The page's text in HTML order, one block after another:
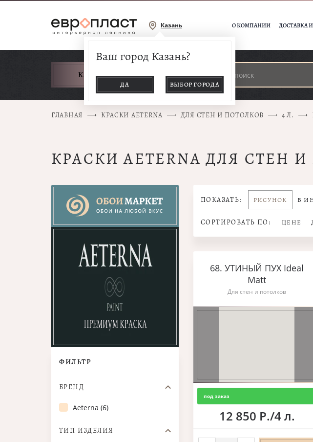
Казань О КОМПАНИИ ДОСТАВКА
Ваш город Казань?
ДА ВЫБОР ГОРОДА
КАТАЛОГ ТОВАРОВ
ГЛАВНАЯ КРАСКИ AETERNA ДЛЯ СТЕН И ПОТОЛКОВ 4 Л.
КРАСКИ AETERNA ДЛЯ СТЕН
ФИЛЬТР
БРЕНД
Aeterna (6)
ТИП ИЗДЕЛИЯ
ПОКАЗАТЬ: РИСУНОК В
СОРТИРОВАТЬ ПО: ЦЕНЕ
68. УТИНЫЙ ПУХ Ideal
Matt
Для стен и потолков
под заказ
12 850 Р./4 л.